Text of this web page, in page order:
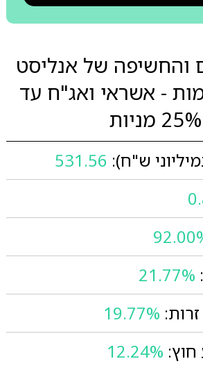
והחשיפה של אנליסט
- אשראי ואג"ח עד
25% מניות
ש"ח): 531.56
21.77%
19.77%
12.24%